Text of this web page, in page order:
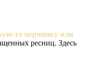
то перчинку или
ресниц. Здесь